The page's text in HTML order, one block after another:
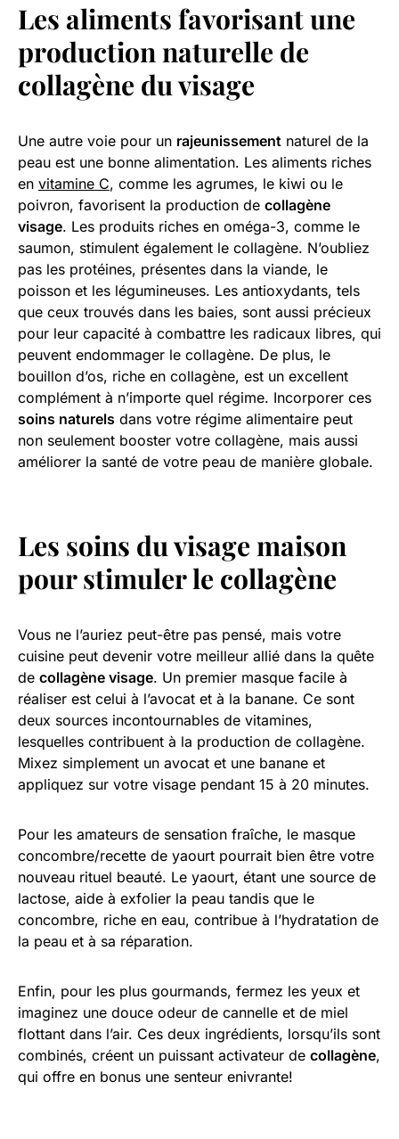
Les aliments favorisant une
production naturelle de
collagène du visage
Une autre voie pour un rajeunissement naturel de la
peau est une bonne alimentation. Les aliments riches
en vitamine C, comme les agrumes, le kiwi ou le
poivron, favorisent la production de collagène
visage. Les produits riches en oméga-3, comme le
saumon, stimulent également le collagène. N’oubliez
pas les protéines, présentes dans la viande, le
poisson et les légumineuses. Les antioxydants, tels
que ceux trouvés dans les baies, sont aussi précieux
pour leur capacité à combattre les radicaux libres, qui
peuvent endommager le collagène. De plus, le
bouillon d’os, riche en collagène, est un excellent
complément à n’importe quel régime. Incorporer ces
soins naturels dans votre régime alimentaire peut
non seulement booster votre collagène, mais aussi
améliorer la santé de votre peau de manière globale.
Les soins du visage maison
pour stimuler le collagène
Vous ne l’auriez peut-être pas pensé, mais votre
cuisine peut devenir votre meilleur allié dans la quête
de collagène visage. Un premier masque facile à
réaliser est celui à l’avocat et à la banane. Ce sont
deux sources incontournables de vitamines,
lesquelles contribuent à la production de collagène.
Mixez simplement un avocat et une banane et
appliquez sur votre visage pendant 15 à 20 minutes.
Pour les amateurs de sensation fraîche, le masque
concombre/recette de yaourt pourrait bien être votre
nouveau rituel beauté. Le yaourt, étant une source de
lactose, aide à exfolier la peau tandis que le
concombre, riche en eau, contribue à l’hydratation de
la peau et à sa réparation.
Enfin, pour les plus gourmands, fermez les yeux et
imaginez une douce odeur de cannelle et de miel
flottant dans l’air. Ces deux ingrédients, lorsqu’ils sont
combinés, créent un puissant activateur de collagène,
qui offre en bonus une senteur enivrante!